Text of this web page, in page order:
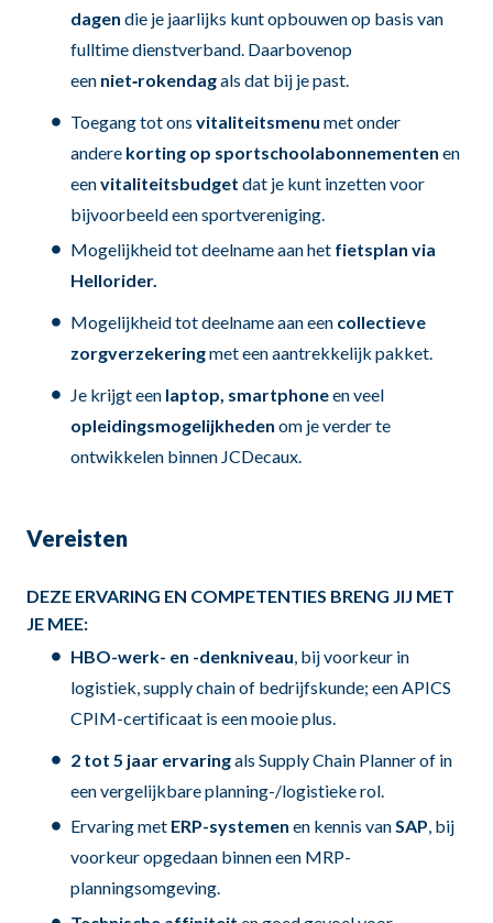
dagen die je jaarlijks kunt opbouwen op basis van
fulltime dienstverband. Daarbovenop
een niet‑rokendagals dat bij je past.
Toegang tot ons vitaliteitsmenu met onder
andere korting op sportschoolabonnementen en
eenvitaliteitsbudget dat je kunt inzetten voor
bijvoorbeeld een sportvereniging.
Mogelijkheid tot deelname aan het fietsplan via
Hellorider.
Mogelijkheid tot deelname aan een collectieve
zorgverzekeringmet een aantrekkelijk pakket.
Je krijgt een laptop, smartphoneen veel
opleidingsmogelijkheden om je verder te
ontwikkelen binnen JCDecaux.
Vereisten
DEZE ERVARING EN COMPETENTIES BRENG JIJ MET
JE MEE:
HBO-werk- en -denkniveau, bij voorkeur in
logistiek, supply chain of bedrijfskunde; een APICS
CPIM-certificaat is een mooie plus.
2 tot 5 jaar ervaringals Supply Chain Planner of in
een vergelijkbare planning-/logistieke rol.
Ervaring met ERP-systemen en kennis vanSAP, bij
voorkeur opgedaan binnen een MRP-
planningsomgeving.